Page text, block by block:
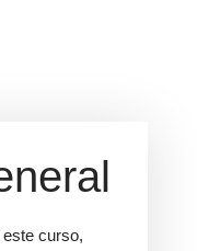
curso,